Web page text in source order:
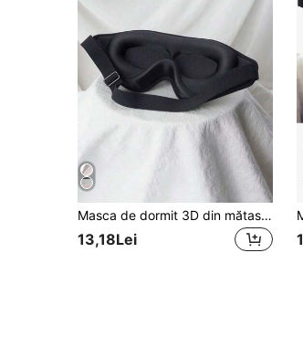
Masca de dormit 3D din mătase 2/1 buc, mască pentru ochi 100% opacă, protejează genele și machiajul, mărime reglabilă, ultra ușoară și catifelată, ajutor pentru somn, potrivită pentru somn, călătorii de noapte, pui de somn, birou, școală, acasă, meditație, mască pentru ochi îngroșată, esențială pentru primăvară/vară
13,18Lei